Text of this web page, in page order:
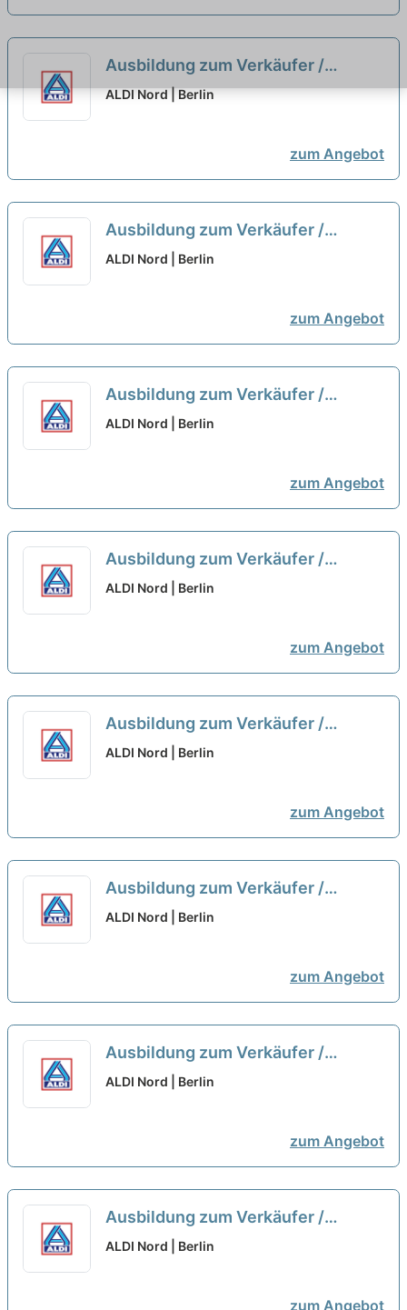
Ausbildung zum Verkäufer /
Kaufmann im Einzelhandel zum
ALDI Nord | Berlin
zum Angebot
Ausbildung zum Verkäufer /
Kaufmann im Einzelhandel zum
ALDI Nord | Berlin
zum Angebot
Ausbildung zum Verkäufer /
Kaufmann im Einzelhandel zum
ALDI Nord | Berlin
zum Angebot
Ausbildung zum Verkäufer /
Kaufmann im Einzelhandel zum
ALDI Nord | Berlin
zum Angebot
Ausbildung zum Verkäufer /
Kaufmann im Einzelhandel zum
ALDI Nord | Berlin
zum Angebot
Ausbildung zum Verkäufer /
Kaufmann im Einzelhandel zum
ALDI Nord | Berlin
zum Angebot
Ausbildung zum Verkäufer /
Kaufmann im Einzelhandel zum
ALDI Nord | Berlin
zum Angebot
Ausbildung zum Verkäufer /
Kaufmann im Einzelhandel zum
ALDI Nord | Berlin
zum Angebot